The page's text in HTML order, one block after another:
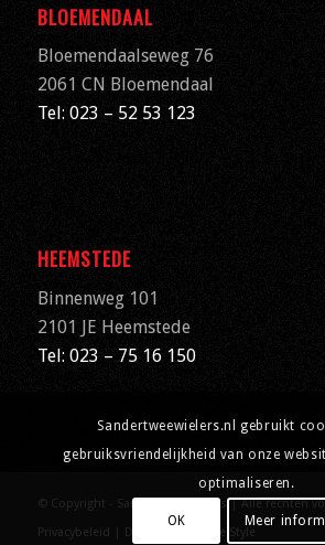
BLOEMENDAAL
Bloemendaalseweg 76
2061 CN Bloemendaal
Tel: 023 – 52 53 123
HEEMSTEDE
Binnenweg 101
2101 JE Heemstede
Tel: 023 – 75 16 150
© Copyright - Sander Tweewielers | Alle rechten
Privacybeleid
| Designed by Ryde Style
Sandertweewielers.nl gebruikt
gebruiksvriendelijkheid van onze
optimaliseren.
OK Meer